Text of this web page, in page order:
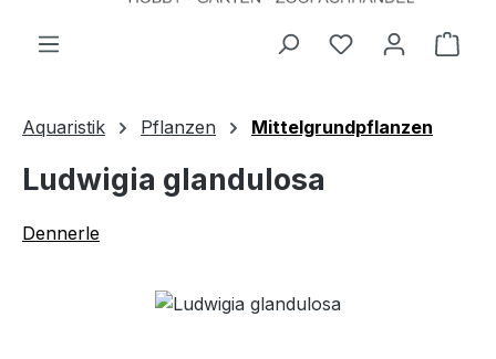
Aquaristik Pflanzen Mittelgrundpflanzen
Ludwigia glandulosa
Dennerle
Bildergalerie überspringen